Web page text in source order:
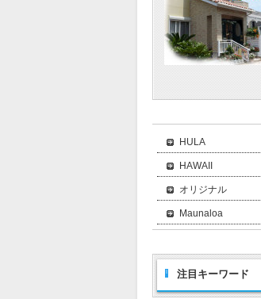
HULA
HAWAII
オリジナル
Maunaloa
注目キーワード